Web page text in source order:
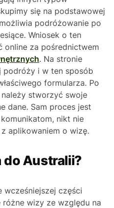
się na podstawowej
podróżowanie po
Wniosek o ten
online za pośrednictwem
. Na stronie
podróży i w ten sposób
formularza. Po
stworzyć swoje
dane. Sam proces jest
nikt nie
aplikowaniem o wizę.
do Australii?
wcześniejszej części
wizy ze względu na